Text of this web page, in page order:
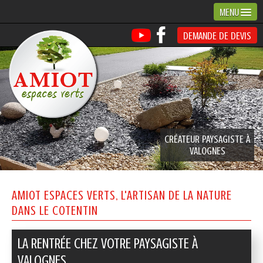
MENU
DEMANDE DE DEVIS
CRÉATEUR PAYSAGISTE À
VALOGNES
AMIOT ESPACES VERTS, L'ARTISAN DE LA NATURE
DANS LE COTENTIN
LA RENTRÉE CHEZ VOTRE PAYSAGISTE À